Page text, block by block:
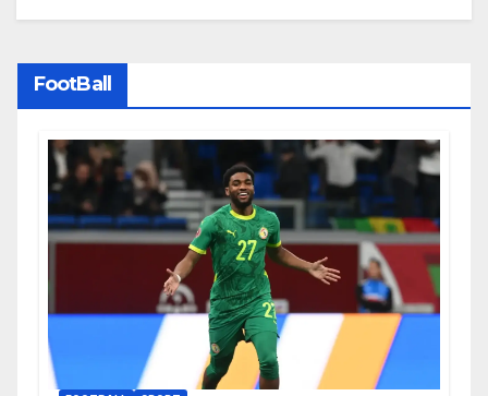
FootBall